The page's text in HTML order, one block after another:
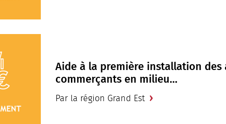
Aide à la première installation des
commerçants en milieu…
Par la région Grand Est